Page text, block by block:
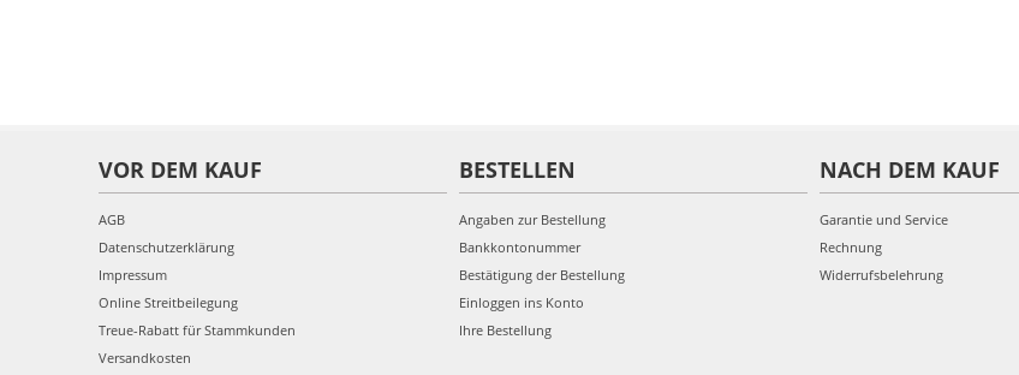
VOR DEM KAUF
AGB
Datenschutzerklärung
Impressum
Online Streitbeilegung
Treue-Rabatt für Stammkunden
Versandkosten
BESTELLEN
Angaben zur Bestellung
Bankkontonummer
Bestätigung der Bestellung
Einloggen ins Konto
Ihre Bestellung
NACH DEM KAUF
Garantie und Service
Rechnung
Widerrufsbelehrung